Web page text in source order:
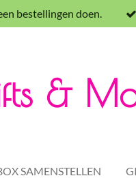
bestellingen doen.
&
SAMENSTELLEN